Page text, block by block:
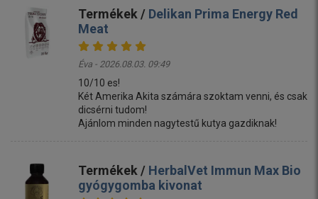
Termékek / Delikan Prima Energy Red
Meat
Éva - 2026.08.03. 09:49
10/10 es!
Két Amerika Akita számára szoktam venni, és csak
dicsérni tudom!
Ajánlom minden nagytestű kutya gazdiknak!
Termékek / HerbalVet Immun Max Bio
gyógygomba kivonat